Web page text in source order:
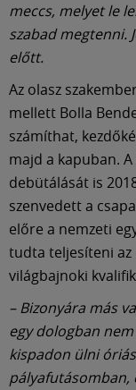
meccs, melyet le
szabad megtenni.
előtt.
Az olasz
mellett Bolla
számíthat,
majd a kapuban.
debütálását is
szenvedett a
előre a nemzeti
tudta teljesíteni az
világbajnoki
– Bizonyára más
egy dologban
kispadon ülni
pályafutásomban,